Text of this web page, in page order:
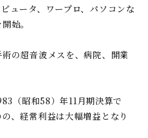
ュータ、ワープロ、パソコンな
始。
の超音波メスを、病院、開業
（昭和58）年11月期決算で
、経常利益は大幅増益となり